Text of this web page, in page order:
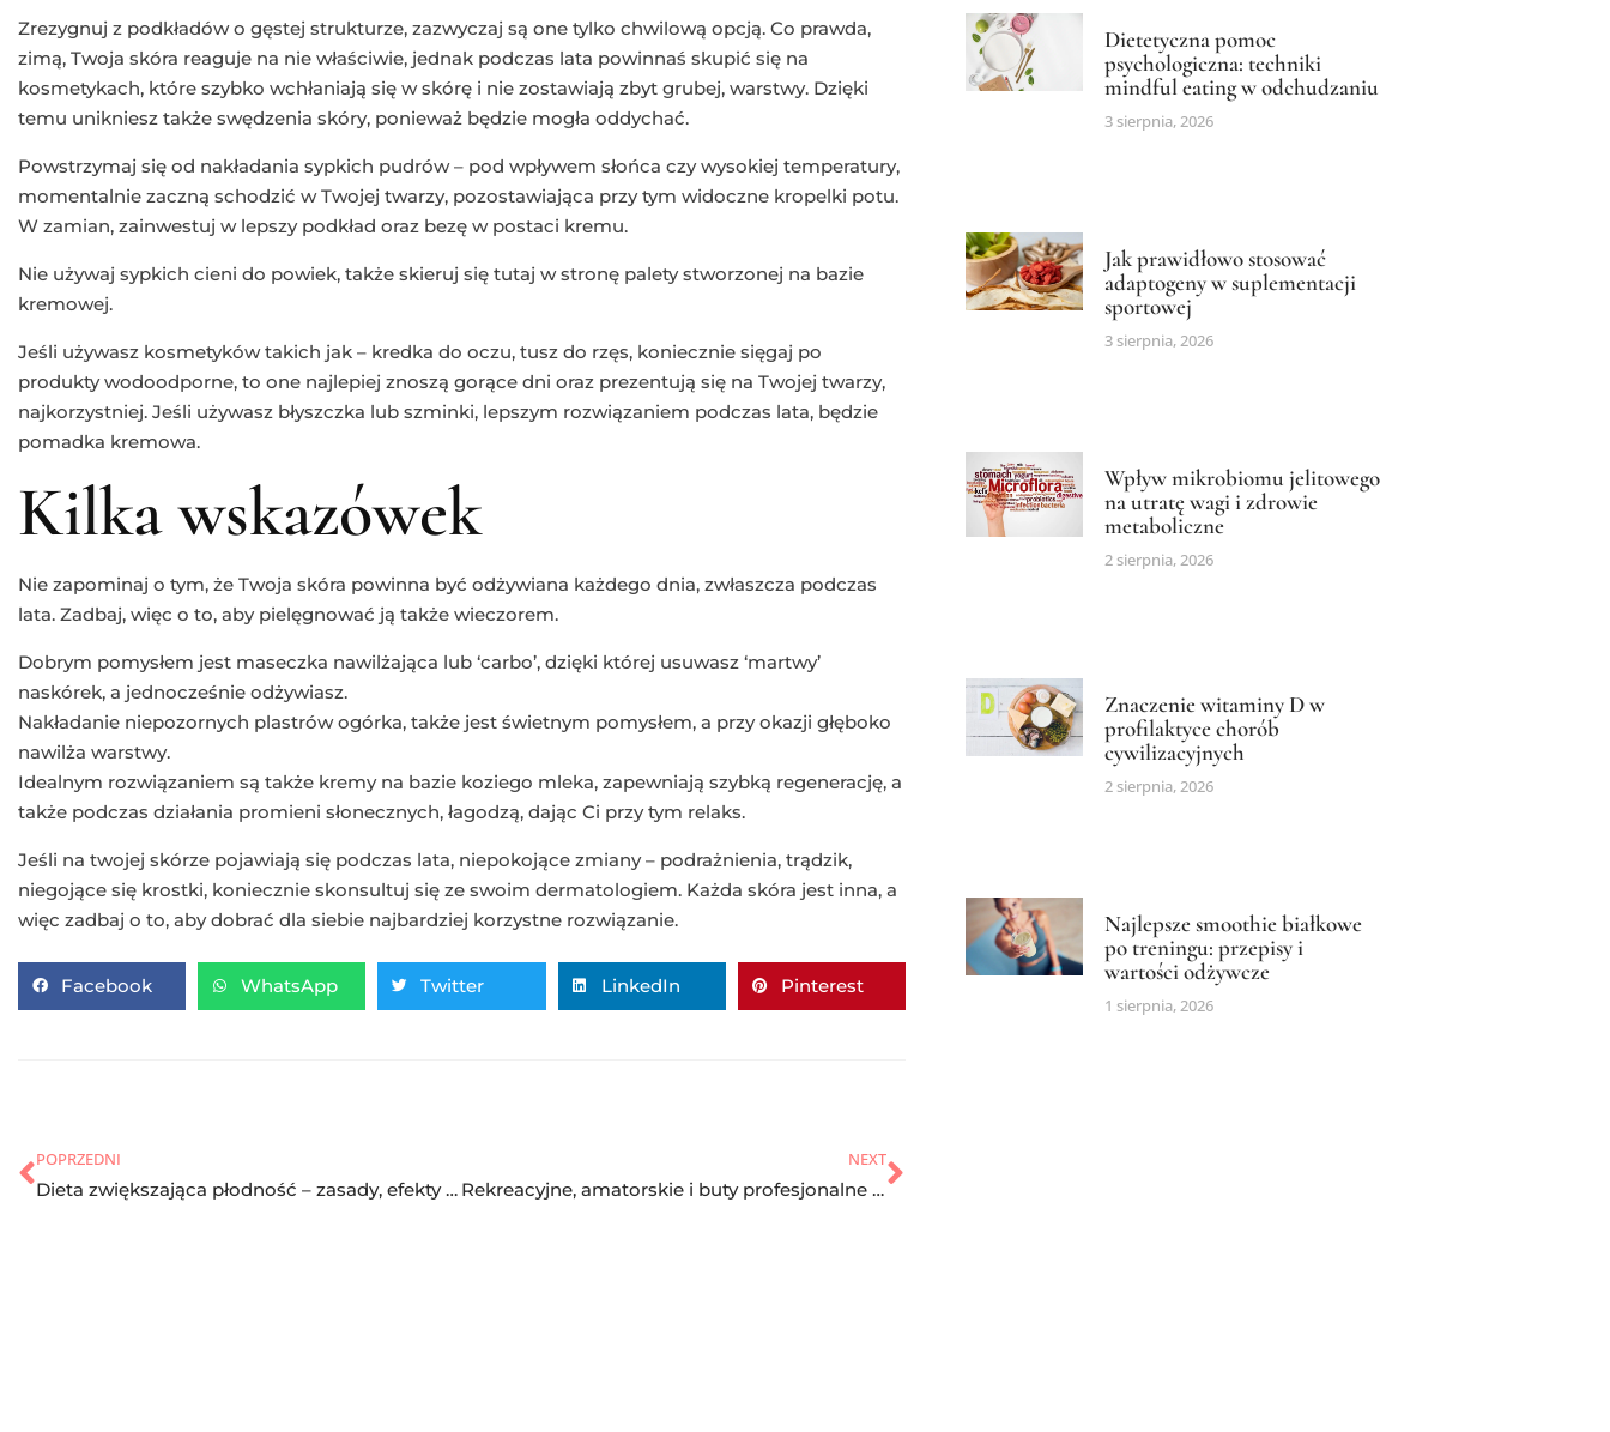
Zrezygnuj z podkładów o gęstej strukturze, zazwyczaj są one tylko chwilową opcją. Co prawda,
zimą, Twoja skóra reaguje na nie właściwie, jednak podczas lata powinnaś skupić się na
kosmetykach, które szybko wchłaniają się w skórę i nie zostawiają zbyt grubej, warstwy. Dzięki
temu unikniesz także swędzenia skóry, ponieważ będzie mogła oddychać.
Powstrzymaj się od nakładania sypkich pudrów – pod wpływem słońca czy wysokiej temperatury,
momentalnie zaczną schodzić w Twojej twarzy, pozostawiająca przy tym widoczne kropelki potu.
W zamian, zainwestuj w lepszy podkład oraz bezę w postaci kremu.
Nie używaj sypkich cieni do powiek, także skieruj się tutaj w stronę palety stworzonej na bazie
kremowej.
Jeśli używasz kosmetyków takich jak – kredka do oczu, tusz do rzęs, koniecznie sięgaj po
produkty wodoodporne, to one najlepiej znoszą gorące dni oraz prezentują się na Twojej twarzy,
najkorzystniej. Jeśli używasz błyszczka lub szminki, lepszym rozwiązaniem podczas lata, będzie
pomadka kremowa.
Kilka wskazówek
Nie zapominaj o tym, że Twoja skóra powinna być odżywiana każdego dnia, zwłaszcza podczas
lata. Zadbaj, więc o to, aby pielęgnować ją także wieczorem.
Dobrym pomysłem jest maseczka nawilżająca lub ‘carbo’, dzięki której usuwasz ‘martwy’
naskórek, a jednocześnie odżywiasz.
Nakładanie niepozornych plastrów ogórka, także jest świetnym pomysłem, a przy okazji głęboko
nawilża warstwy.
Idealnym rozwiązaniem są także kremy na bazie koziego mleka, zapewniają szybką regenerację, a
także podczas działania promieni słonecznych, łagodzą, dając Ci przy tym relaks.
Jeśli na twojej skórze pojawiają się podczas lata, niepokojące zmiany – podrażnienia, trądzik,
niegojące się krostki, koniecznie skonsultuj się ze swoim dermatologiem. Każda skóra jest inna, a
więc zadbaj o to, aby dobrać dla siebie najbardziej korzystne rozwiązanie.
Facebook WhatsApp Twitter LinkedIn Pinterest
POPRZEDNI
Dieta zwiększająca płodność – zasady, efekty i opinie
NEXT
Rekreacyjne, amatorskie i buty profesjonalne do piłki nożnej
Dietetyczna pomoc
psychologiczna: techniki
mindful eating w odchudzaniu
3 sierpnia, 2026
Jak prawidłowo stosować
adaptogeny w suplementacji
sportowej
3 sierpnia, 2026
Wpływ mikrobiomu jelitowego
na utratę wagi i zdrowie
metaboliczne
2 sierpnia, 2026
Znaczenie witaminy D w
profilaktyce chorób
cywilizacyjnych
2 sierpnia, 2026
Najlepsze smoothie białkowe
po treningu: przepisy i
wartości odżywcze
1 sierpnia, 2026